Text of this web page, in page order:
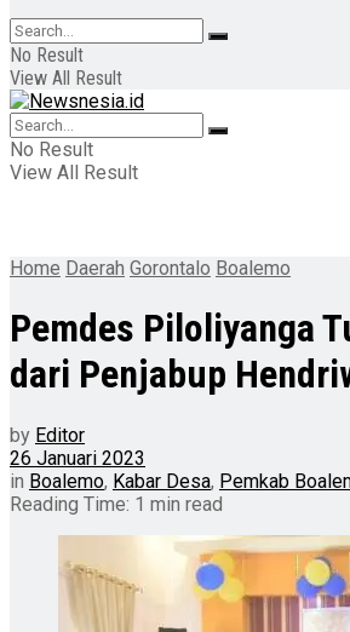
No Result
View All Result
No Result
View All Result
Home Daerah Gorontalo Boalemo
Pemdes Piloliyanga
dari Penjabup
by Editor
26 Januari 2023
in Boalemo, Kabar Desa, Pemkab
Reading Time: 1 min read